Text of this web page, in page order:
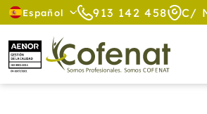
Español 913 142 458 C/